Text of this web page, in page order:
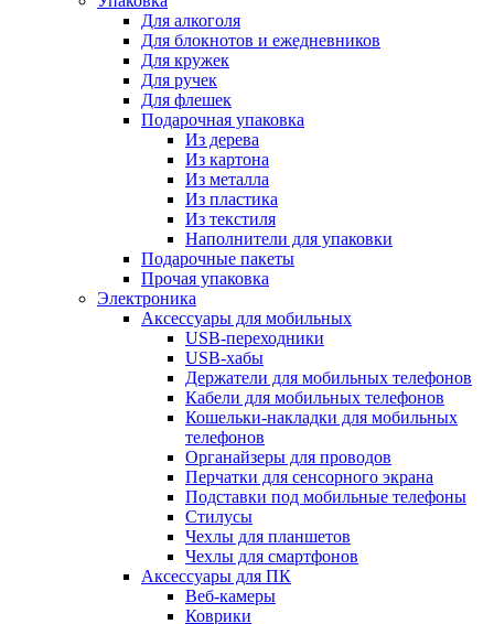
Для алкоголя
Для блокнотов и ежедневников
Для кружек
Для ручек
Для флешек
Подарочная упаковка
Из дерева
Из картона
Из металла
Из пластика
Из текстиля
Наполнители для упаковки
Подарочные пакеты
Прочая упаковка
Электроника
Аксессуары для мобильных
USB-переходники
USB-хабы
Держатели для мобильных телефонов
Кабели для мобильных телефонов
Кошельки-накладки для мобильных
телефонов
Органайзеры для проводов
Перчатки для сенсорного экрана
Подставки под мобильные телефоны
Стилусы
Чехлы для планшетов
Чехлы для смартфонов
Аксессуары для ПК
Веб-камеры
Коврики